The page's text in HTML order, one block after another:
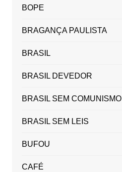
BOPE
BRAGANÇA PAULISTA
BRASIL
BRASIL DEVEDOR
BRASIL SEM COMUNISMO
BRASIL SEM LEIS
BUFOU
CAFÉ